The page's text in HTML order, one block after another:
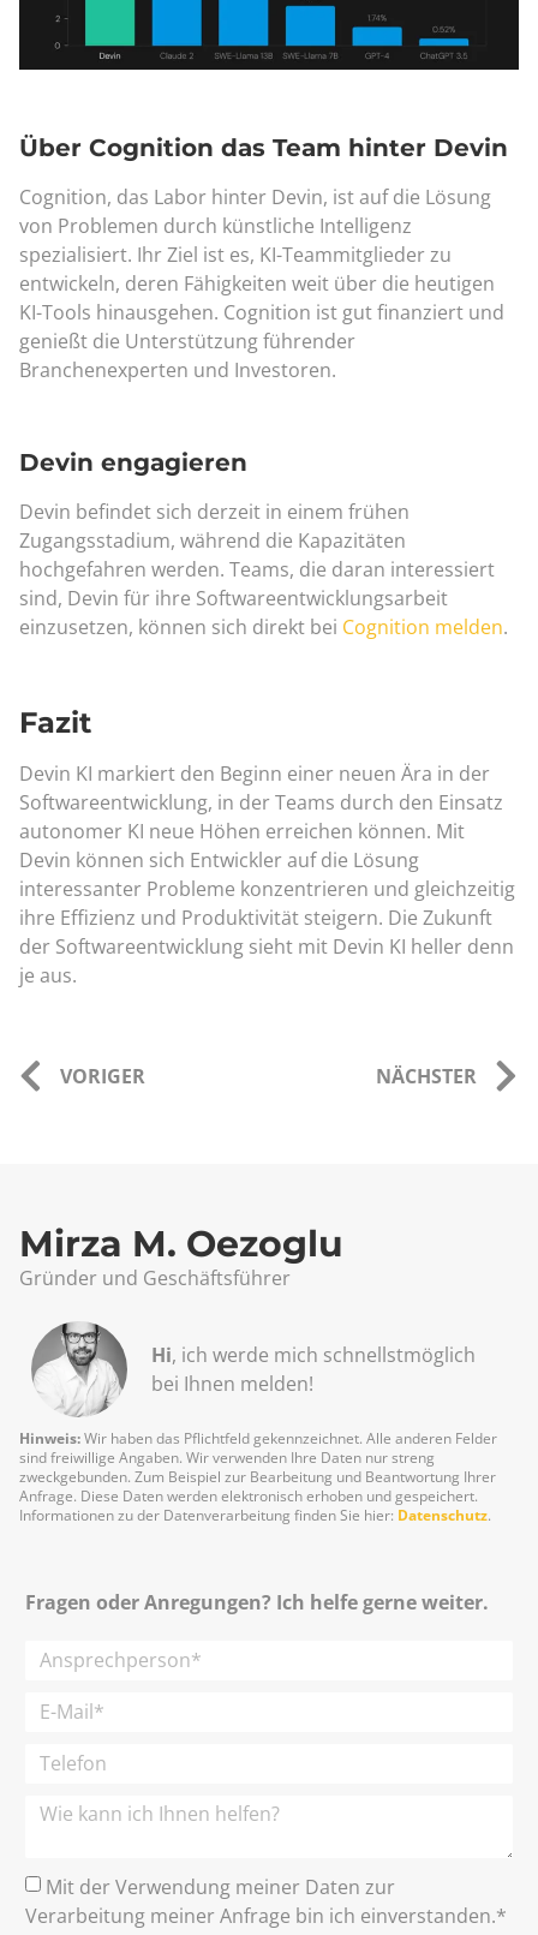
Über Cognition das Team hinter Devin
Cognition, das Labor hinter Devin, ist auf die Lösung
von Problemen durch künstliche Intelligenz
spezialisiert. Ihr Ziel ist es, KI-Teammitglieder zu
entwickeln, deren Fähigkeiten weit über die heutigen
KI-Tools hinausgehen. Cognition ist gut finanziert und
genießt die Unterstützung führender
Branchenexperten und Investoren.
Devin engagieren
Devin befindet sich derzeit in einem frühen
Zugangsstadium, während die Kapazitäten
hochgefahren werden. Teams, die daran interessiert
sind, Devin für ihre Softwareentwicklungsarbeit
einzusetzen, können sich direkt bei Cognition melden.
Fazit
Devin KI markiert den Beginn einer neuen Ära in der
Softwareentwicklung, in der Teams durch den Einsatz
autonomer KI neue Höhen erreichen können. Mit
Devin können sich Entwickler auf die Lösung
interessanter Probleme konzentrieren und gleichzeitig
ihre Effizienz und Produktivität steigern. Die Zukunft
der Softwareentwicklung sieht mit Devin KI heller denn
je aus.
VORIGER NÄCHSTER
Mirza M. Oezoglu
Gründer und Geschäftsführer
Hi, ich werde mich schnellst­möglich
bei Ihnen melden!
Hinweis:Wir haben das Pflichtfeld gekennzeichnet. Alle anderen Felder
sind freiwillige Angaben. Wir verwenden Ihre Daten nur streng
zweckgebunden. Zum Beispiel zur Bearbeitung und Beantwortung Ihrer
Anfrage. Diese Daten werden elektronisch erhoben und gespeichert.
Informationen zu der Datenverarbeitung finden Sie hier: Datenschutz.
Fragen oder Anregungen? Ich helfe gerne weiter.
Mit der Verwendung meiner Daten zur
Verarbeitung meiner Anfrage bin ich einverstanden.*